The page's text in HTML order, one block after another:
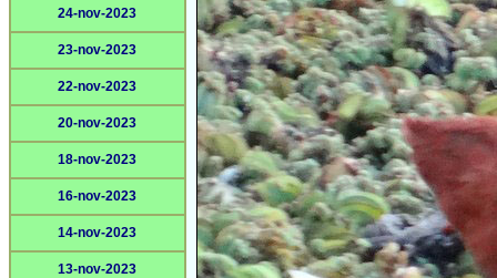
24-nov-2023
23-nov-2023
22-nov-2023
20-nov-2023
18-nov-2023
16-nov-2023
14-nov-2023
13-nov-2023